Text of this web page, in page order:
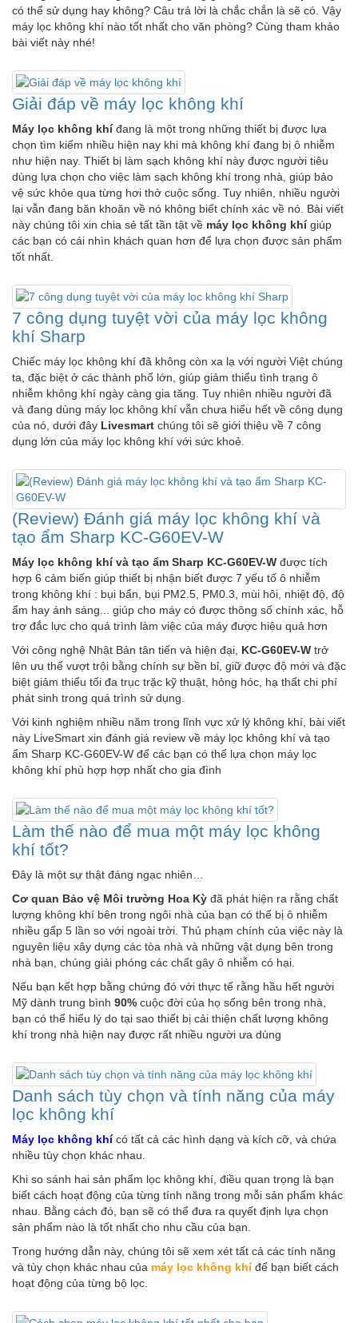
có thể sử dụng hay không? Câu trả lời là chắc chắn là sẽ có. Vậy
máy lọc không khí nào tốt nhất cho văn phòng? Cùng tham khảo
bài viết này nhé!
Giải đáp về máy lọc không khí
Máy lọc không khíđang là một trong những thiết bị được lựa
chọn tìm kiếm nhiều hiện nay khi mà không khí đang bị ô nhiễm
như hiện nay. Thiết bị làm sạch không khí này được người tiêu
dùng lựa chọn cho việc làm sạch không khí trong nhà, giúp bảo
vệ sức khỏe qua từng hơi thở cuộc sống. Tuy nhiên, nhiều người
lại vẫn đang băn khoăn về nó không biết chính xác về nó. Bài viết
này chúng tôi xin chia sẻ tất tần tật về máy lọc không khígiúp
các bạn có cái nhìn khách quan hơn để lựa chọn được sản phẩm
tốt nhất.
7 công dụng tuyệt vời của máy lọc không
khí Sharp
Chiếc máy lọc không khí đã không còn xa lạ với người Việt chúng
ta, đặc biệt ở các thành phố lớn, giúp giảm thiểu tình trạng ô
nhiễm không khí ngày càng gia tăng. Tuy nhiên nhiều người đã
và đang dùng máy lọc không khí vẫn chưa hiểu hết về công dụng
của nó, dưới đây Livesmart chúng tôi sẽ giới thiệu về 7 công
dụng lớn của máy lọc không khí với sức khoẻ.
(Review) Đánh giá máy lọc không khí và
tạo ẩm Sharp KC-G60EV-W
Máy lọc không khí và tạo ẩm Sharp KC-G60EV-W được tích
hợp 6 cảm biến giúp thiết bị nhận biết được 7 yếu tố ô nhiễm
trong không khí : bụi bẩn, bụi PM2.5, PM0.3, mùi hôi, nhiệt độ, độ
ẩm hay ánh sáng... giúp cho máy có được thông số chính xác, hỗ
trợ đắc lực cho quá trình làm việc của máy được hiệu quả hơn
Với công nghệ Nhật Bản tân tiến và hiện đại, KC-G60EV-W trở
lên ưu thế vượt trội bằng chính sự bền bỉ, giữ được độ mới và đặc
biệt giảm thiểu tối đa trục trặc kỹ thuật, hỏng hóc, hạ thất chi phí
phát sinh trong quá trình sử dụng.
Với kinh nghiệm nhiều năm trong lĩnh vực xử lý không khí, bài viết
này LiveSmart xin đánh giá review về máy lọc không khí và tạo
ẩm Sharp KC-G60EV-W để các bạn có thể lựa chọn máy lọc
không khí phù hợp hợp nhất cho gia đình
Làm thế nào để mua một máy lọc không
khí tốt?
Đây là một sự thật đáng ngạc nhiên…
Cơ quan Bảo vệ Môi trường Hoa Kỳ đã phát hiện ra rằng chất
lượng không khí bên trong ngôi nhà của bạn có thể bị ô nhiễm
nhiều gấp 5 lần so với ngoài trời. Thủ phạm chính của việc này là
nguyên liệu xây dựng các tòa nhà và những vật dụng bên trong
nhà bạn, chúng giải phóng các chất gây ô nhiễm có hại.
Nếu bạn kết hợp bằng chứng đó với thực tế rằng hầu hết người
Mỹ dành trung bình 90% cuộc đời của họ sống bên trong nhà,
bạn có thể hiểu lý do tại sao thiết bị cải thiện chất lượng không
khí trong nhà hiện nay được rất nhiều người ưa dùng
Danh sách tùy chọn và tính năng của máy
lọc không khí
Máy lọc không khí có tất cả các hình dạng và kích cỡ, và chứa
nhiều tùy chọn khác nhau.
Khi so sánh hai sản phẩm lọc không khí, điều quan trọng là bạn
biết cách hoạt động của từng tính năng trong mỗi sản phẩm khác
nhau. Bằng cách đó, bạn sẽ có thể đưa ra quyết định lựa chọn
sản phẩm nào là tốt nhất cho nhu cầu của bạn.
Trong hướng dẫn này, chúng tôi sẽ xem xét tất cả các tính năng
và tùy chọn khác nhau của máy lọc không khí để bạn biết cách
hoạt động của từng bộ lọc.